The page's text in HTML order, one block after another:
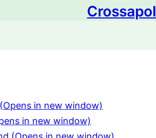
Crossapol
in new window)
in new window)